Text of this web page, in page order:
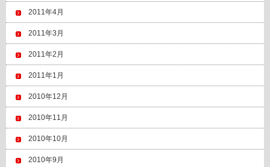
2011年4月
2011年3月
2011年2月
2011年1月
2010年12月
2010年11月
2010年10月
2010年9月